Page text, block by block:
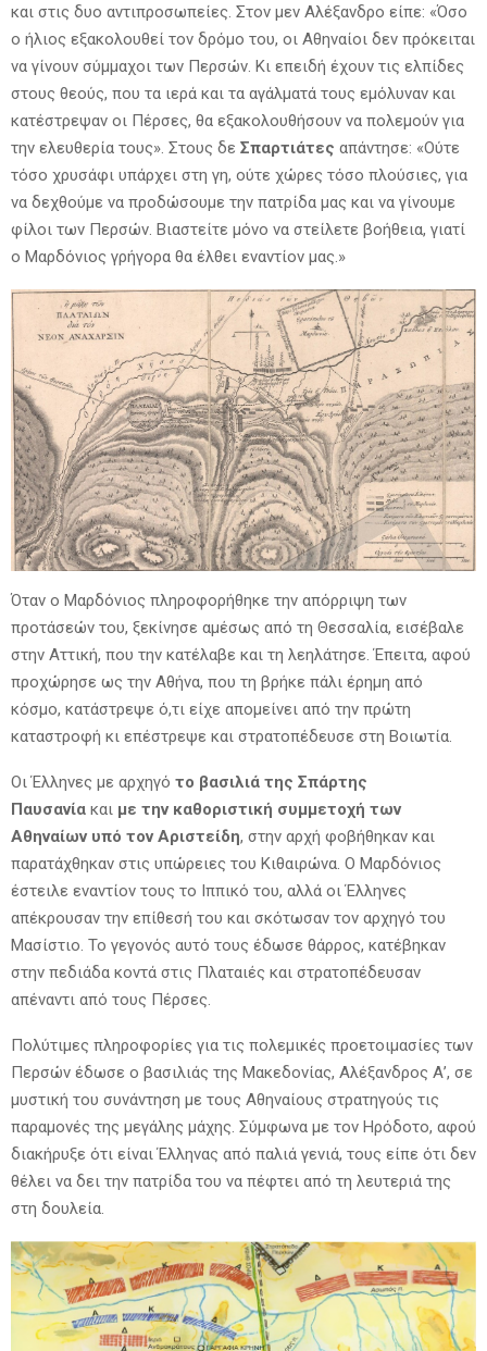
και στις δυο αντιπροσωπείες. Στον μεν Αλέξανδρο είπε: «Όσο
ο ήλιος εξακολουθεί τον δρόμο του, οι Αθηναίοι δεν πρόκειται
να γίνουν σύμμαχοι των Περσών. Κι επειδή έχουν τις ελπίδες
στους θεούς, που τα ιερά και τα αγάλματά τους εμόλυναν και
κατέστρεψαν οι Πέρσες, θα εξακολουθήσουν να πολεμούν για
την ελευθερία τους». Στους δε Σπαρτιάτες απάντησε: «Ούτε
τόσο χρυσάφι υπάρχει στη γη, ούτε χώρες τόσο πλούσιες, για
να δεχθούμε να προδώσουμε την πατρίδα μας και να γίνουμε
φίλοι των Περσών. Βιαστείτε μόνο να στείλετε βοήθεια, γιατί
ο Μαρδόνιος γρήγορα θα έλθει εναντίον μας.»
Όταν ο Μαρδόνιος πληροφορήθηκε την απόρριψη των
προτάσεών του, ξεκίνησε αμέσως από τη Θεσσαλία, εισέβαλε
στην Αττική, που την κατέλαβε και τη λεηλάτησε. Έπειτα, αφού
προχώρησε ως την Αθήνα, που τη βρήκε πάλι έρημη από
κόσμο, κατάστρεψε ό,τι είχε απομείνει από την πρώτη
καταστροφή κι επέστρεψε και στρατοπέδευσε στη Βοιωτία.
Οι Έλληνες με αρχηγό το βασιλιά της Σπάρτης
Παυσανία και με την καθοριστική συμμετοχή των
Αθηναίων υπό τον Αριστείδη, στην αρχή φοβήθηκαν και
παρατάχθηκαν στις υπώρειες του Κιθαιρώνα. Ο Μαρδόνιος
έστειλε εναντίον τους το Ιππικό του, αλλά οι Έλληνες
απέκρουσαν την επίθεσή του και σκότωσαν τον αρχηγό του
Μασίστιο. Το γεγονός αυτό τους έδωσε θάρρος, κατέβηκαν
στην πεδιάδα κοντά στις Πλαταιές και στρατοπέδευσαν
απέναντι από τους Πέρσες.
Πολύτιμες πληροφορίες για τις πολεμικές προετοιμασίες των
Περσών έδωσε ο βασιλιάς της Μακεδονίας, Αλέξανδρος Α’, σε
μυστική του συνάντηση με τους Αθηναίους στρατηγούς τις
παραμονές της μεγάλης μάχης. Σύμφωνα με τον Ηρόδοτο, αφού
διακήρυξε ότι είναι Έλληνας από παλιά γενιά, τους είπε ότι δεν
θέλει να δει την πατρίδα του να πέφτει από τη λευτεριά της
στη δουλεία.